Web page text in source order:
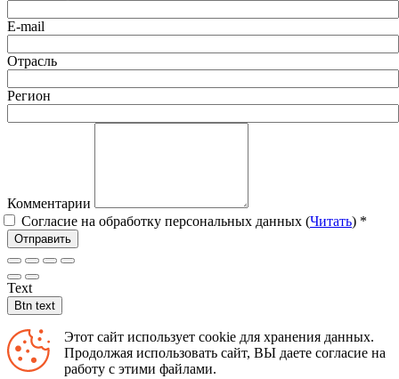
E-mail
Отрасль
Регион
Комментарии
Согласие на обработку персональных данных (Читать) *
Отправить
Text
Btn text
Этот сайт использует cookie для хранения данных.
Продолжая использовать сайт, ВЫ даете согласие на
работу с этими файлами.